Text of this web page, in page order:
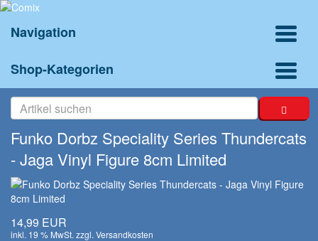
Navigation
Shop-Kategorien
Funko Dorbz Speciality Series Thundercats
- Jaga Vinyl Figure 8cm Limited
14,99 EUR
inkl. 19 % MwSt. zzgl. Versandkosten